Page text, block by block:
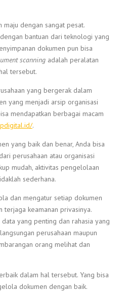
maju dengan sangat pesat.
bantuan dari teknologi yang
dokumen pun bisa
scanning adalah peralatan
tersebut.
yang bergerak dalam
yang menjadi arsip organisasi
mendapatkan berbagai macam
.
yang baik dan benar, Anda bisa
perusahaan atau organisasi
mudah, aktivitas pengelolaan
sederhana.
dan mengatur setiap dokumen
terjaga keamanan privasinya.
yang penting dan rahasia yang
perusahaan maupun
orang melihat dan
dalam hal tersebut. Yang bisa
dokumen dengan baik.